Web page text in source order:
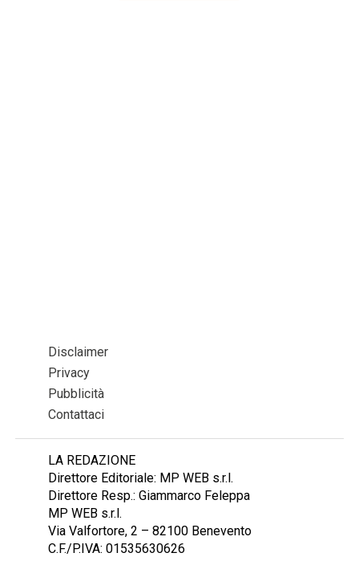
Disclaimer
Privacy
Pubblicità
Contattaci
LA REDAZIONE
Direttore Editoriale: MP WEB s.r.l.
Direttore Resp.: Giammarco Feleppa
MP WEB s.r.l.
Via Valfortore, 2 – 82100 Benevento
C.F./P.IVA: 01535630626